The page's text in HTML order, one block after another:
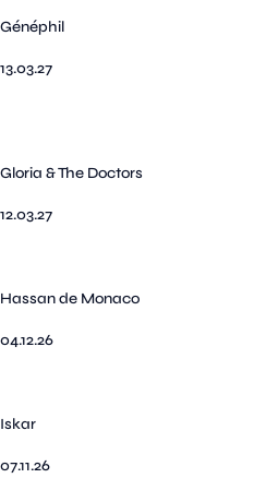
Généphil
13.03.27
Gloria & The Doctors
12.03.27
Hassan de Monaco
04.12.26
Iskar
07.11.26